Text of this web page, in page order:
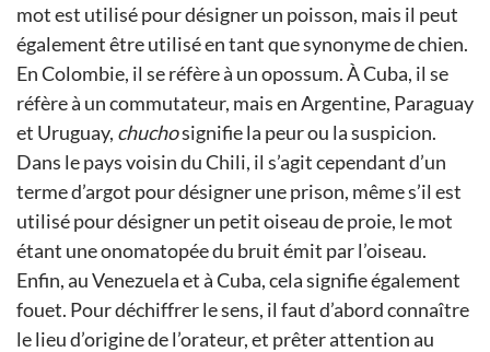
mot est utilisé pour désigner un poisson, mais il peut
également être utilisé en tant que synonyme de chien.
En Colombie, il se réfère à un opossum. À Cuba, il se
réfère à un commutateur, mais en Argentine, Paraguay
et Uruguay, chuchosignifie la peur ou la suspicion.
Dans le pays voisin du Chili, il s’agit cependant d’un
terme d’argot pour désigner une prison, même s’il est
utilisé pour désigner un petit oiseau de proie, le mot
étant une onomatopée du bruit émit par l’oiseau.
Enfin, au Venezuela et à Cuba, cela signifie également
fouet. Pour déchiffrer le sens, il faut d’abord connaître
le lieu d’origine de l’orateur, et prêter attention au